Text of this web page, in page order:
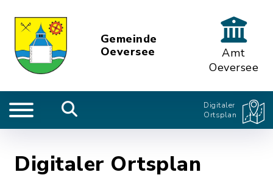
Gemeinde
Oeversee
Amt
Oeversee
Digitaler
Ortsplan
Digitaler Ortsplan